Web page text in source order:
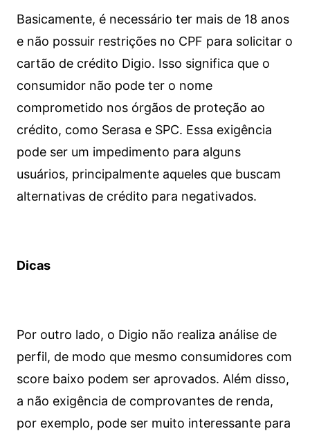
Basicamente, é necessário ter mais de 18 anos
e não possuir restrições no CPF para solicitar o
cartão de crédito Digio. Isso significa que o
consumidor não pode ter o nome
comprometido nos órgãos de proteção ao
crédito, como Serasa e SPC. Essa exigência
pode ser um impedimento para alguns
usuários, principalmente aqueles que buscam
alternativas de crédito para negativados.
Dicas
Por outro lado, o Digio não realiza análise de
perfil, de modo que mesmo consumidores com
score baixo podem ser aprovados. Além disso,
a não exigência de comprovantes de renda,
por exemplo, pode ser muito interessante para